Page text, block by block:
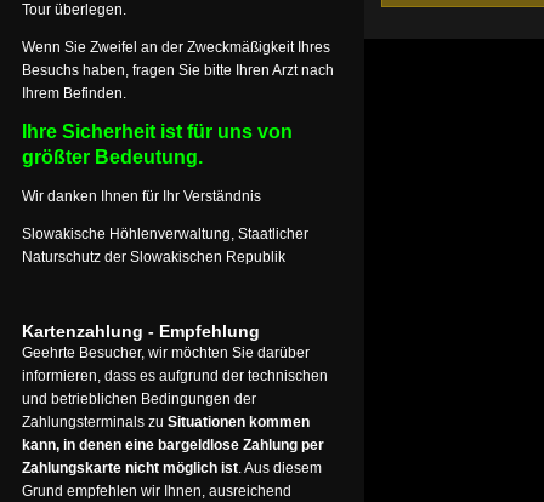
Tour überlegen.
Wenn Sie Zweifel an der Zweckmäßigkeit Ihres
Besuchs haben, fragen Sie bitte Ihren Arzt nach
Ihrem Befinden.
Ihre Sicherheit ist für uns von
größter Bedeutung.
Wir danken Ihnen für Ihr Verständnis
Slowakische Höhlenverwaltung, Staatlicher
Naturschutz der Slowakischen Republik
Kartenzahlung - Empfehlung
Geehrte Besucher, wir möchten Sie darüber
informieren, dass es aufgrund der technischen
und betrieblichen Bedingungen der
Zahlungsterminals zu Situationen kommen
kann, in denen eine bargeldlose Zahlung per
Zahlungskarte nicht möglich ist. Aus diesem
Grund empfehlen wir Ihnen, ausreichend